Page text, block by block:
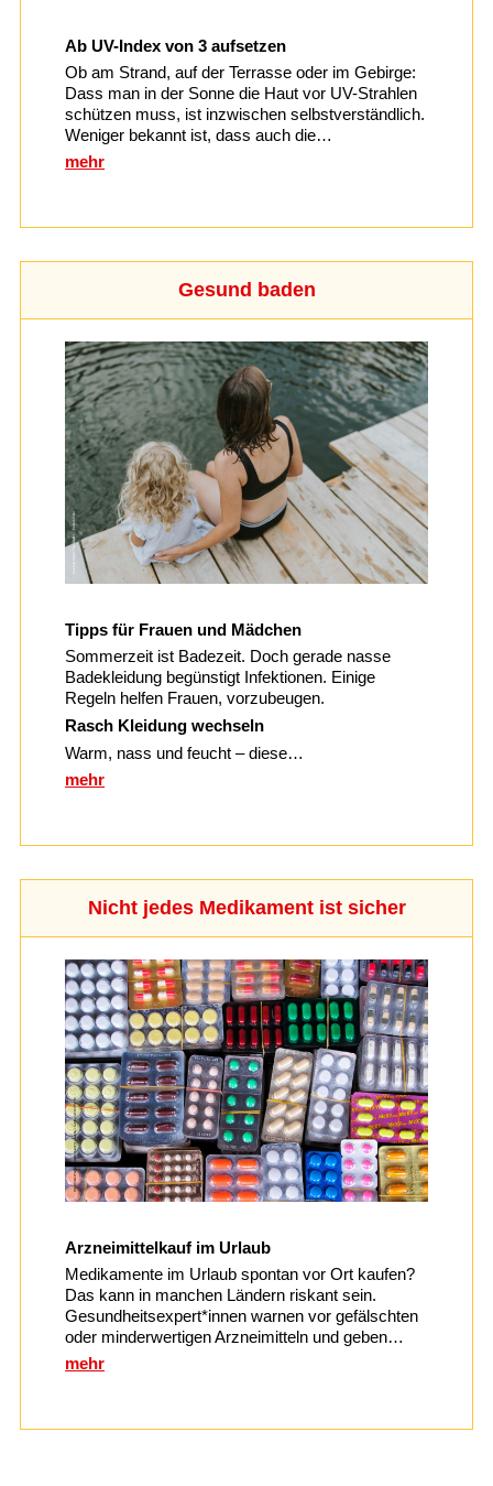
Ab UV-Index von 3 aufsetzen
Ob am Strand, auf der Terrasse oder im Gebirge:
Dass man in der Sonne die Haut vor UV-Strahlen
schützen muss, ist inzwischen selbstverständlich.
Weniger bekannt ist, dass auch die…
mehr
Gesund baden
Tipps für Frauen und Mädchen
Sommerzeit ist Badezeit. Doch gerade nasse
Badekleidung begünstigt Infektionen. Einige
Regeln helfen Frauen, vorzubeugen.
Rasch Kleidung wechseln
Warm, nass und feucht – diese…
mehr
Nicht jedes Medikament ist sicher
Arzneimittelkauf im Urlaub
Medikamente im Urlaub spontan vor Ort kaufen?
Das kann in manchen Ländern riskant sein.
Gesundheitsexpert*innen warnen vor gefälschten
oder minderwertigen Arzneimitteln und geben…
mehr